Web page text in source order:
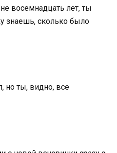
восемнадцать лет, ты
знаешь, сколько было
но ты, видно, все